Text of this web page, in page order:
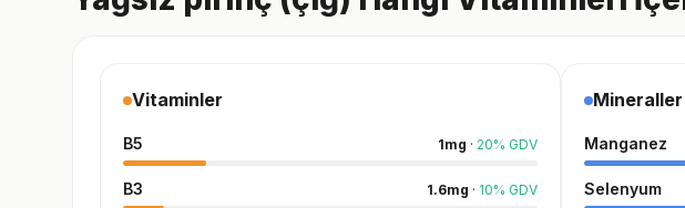
Vitaminler
B5 1mg · 20% GDV
B3 1.6mg · 10% GDV
Mineraller
Manganez
Selenyum